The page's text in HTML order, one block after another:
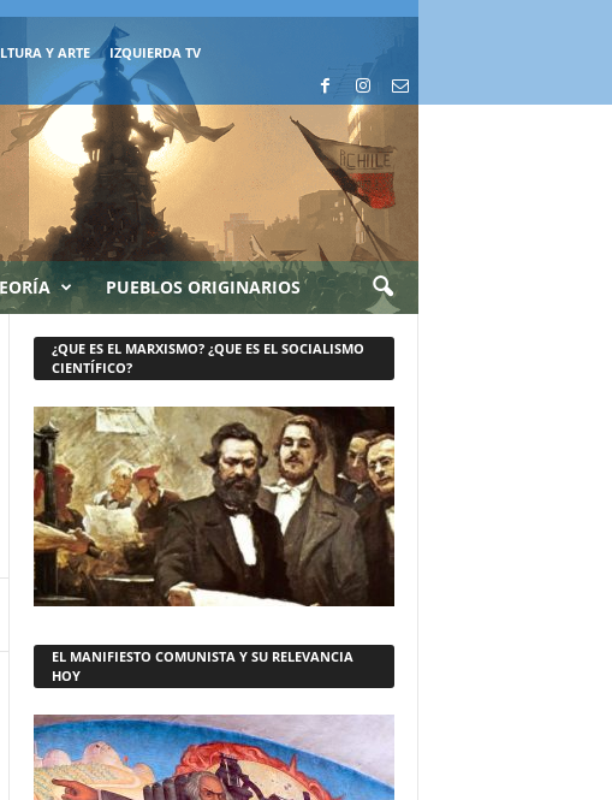
Y ARTE IZQUIERDA TV
PUEBLOS ORIGINARIOS
¿QUE ES EL MARXISMO? ¿QUE ES EL SOCIALISMO
CIENTÍFICO?
EL MANIFIESTO COMUNISTA Y SU RELEVANCIA
HOY